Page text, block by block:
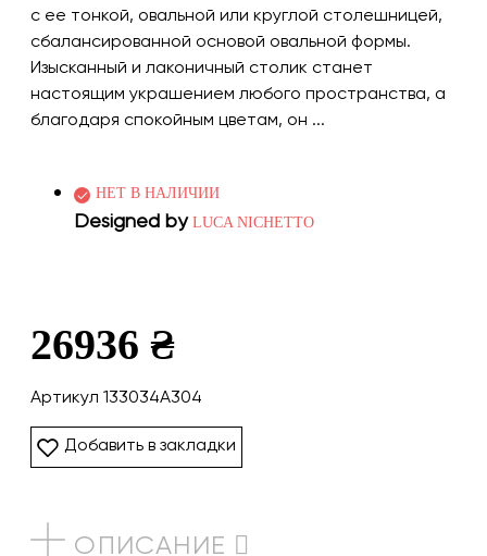
с ее тонкой, овальной или круглой столешницей,
сбалансированной основой овальной формы.
Изысканный и лаконичный столик станет
настоящим украшением любого пространства, а
благодаря спокойным цветам, он ...
НЕТ В НАЛИЧИИ
Designed by LUCA NICHETTO
26936 ₴
Артикул 133034A304
Добавить в закладки
ОПИСАНИЕ